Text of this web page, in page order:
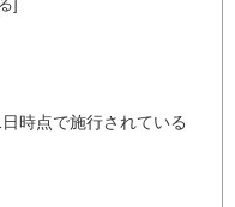
時点で施行されている